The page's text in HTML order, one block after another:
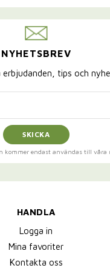
NYHETSBREV
erbjudanden, tips och
SKICKA
kommer endast användas till våra
HANDLA
Logga in
Mina favoriter
Kontakta oss